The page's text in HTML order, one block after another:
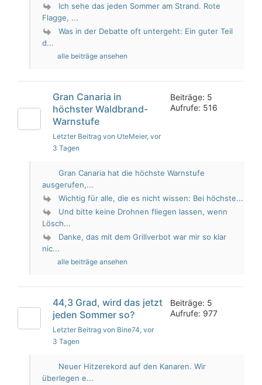
Ich sehe das jeden Sommer am Strand. Rote
Flagge, ...
Was in der Debatte oft untergeht: Ein guter Teil
d...
alle beiträge ansehen
Gran Canaria in
höchster Waldbrand-
Warnstufe
Letzter Beitrag von UteMeier, vor
3 Tagen
Beiträge: 5
Aufrufe: 516
Gran Canaria hat die höchste Warnstufe
ausgerufen,...
Wichtig für alle, die es nicht wissen: Bei höchste...
Und bitte keine Drohnen fliegen lassen, wenn
Lösch...
Danke, das mit dem Grillverbot war mir so klar
nic...
alle beiträge ansehen
44,3 Grad, wird das jetzt
jeden Sommer so?
Letzter Beitrag von Bine74, vor
3 Tagen
Beiträge: 5
Aufrufe: 977
Neuer Hitzerekord auf den Kanaren. Wir
überlegen e...